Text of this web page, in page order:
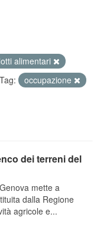
alimentari
Tag:
occupazione
dei terreni del
mette a
dalla Regione
agricole e...